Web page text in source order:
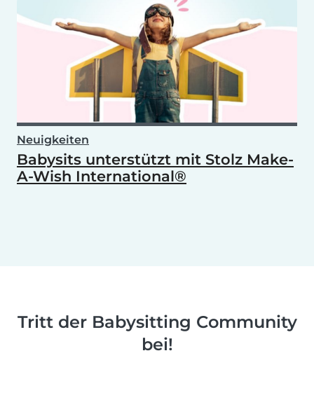
Neuigkeiten
Babysits unterstützt mit Stolz Make-
A-Wish International®
Tritt der Babysitting Community
bei!